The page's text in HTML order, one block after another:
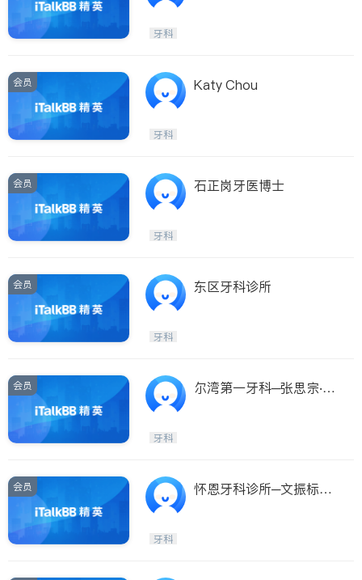
牙科
会员 Katy Chou
牙科
会员 石正岗牙医博士
牙科
会员 东区牙科诊所
牙科
会员
尔湾第一牙科─张思宗‧张
牙科
会员
怀恩牙科诊所─文振标医
牙科